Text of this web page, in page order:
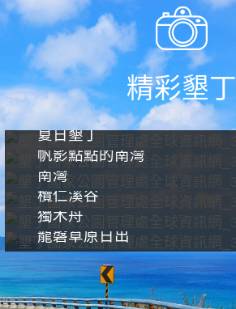
精彩墾丁
夏日墾丁
帆影點點的南灣
南灣
欖仁溪谷
獨木舟
龍磐草原日出